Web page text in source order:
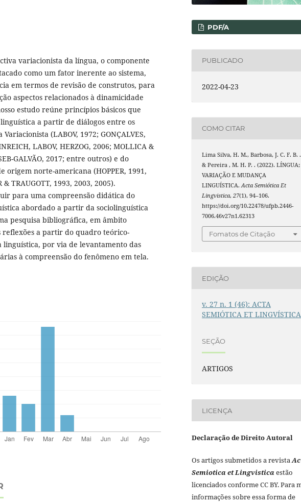
variacionista da língua, o componente
como um fator inerente ao sistema,
em termos de revisão de construtos, para
aspectos relacionados à dinamicidade
estudo reúne princípios básicos que
a partir de diálogos entre os
(LABOV, 1972; GONÇALVES,
LABOV, HERZOG, 2006; MOLLICA &
GALVÃO, 2017; entre outros) e do
origem norte-americana (HOPPER, 1991,
& TRAUGOTT, 1993, 2003, 2005).
para uma compreensão didática do
abordado a partir da sociolinguística
pesquisa bibliográfica, em âmbito
reflexões a partir do quadro teórico-
linguística, por via de levantamento das
à compreensão do fenômeno em tela.
PDF/A
PUBLICADO
2022-04-23
COMO CITAR
Lima Silva, H. M., Barbosa, J. C. F. B.
& Pereira , M. H. P. . (2022). LÍNGUA;
VARIAÇÃO E MUDANÇA
LINGUÍSTICA.Acta Semiótica Et
Lingvistica,27(1), 94–106.
https://doi.org/10.22478/ufpb.2446-
7006.46v27n1.62313
Fomatos de Citação
EDIÇÃO
v. 27 n. 1 (46): ACTA
SEMIÓTICA ET LINGVÍSTICA
SEÇÃO
ARTIGOS
LICENÇA
Declaração de Direito Autoral
Os artigos submetidos a revista
Semiotica et Lingvistica estão
licenciados conforme CC BY. Para
informações sobre essa forma de